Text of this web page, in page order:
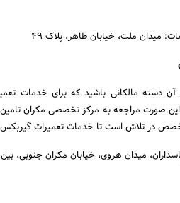
میدان ملت، خیابان طاهر، پلاک ۴۹
دسته مالکانی باشید که برای خدمات
صورت مراجعه به مرکز تخصصی مکران تامین
در تلاش است تا خدمات تعمیرات گیربکس
میدان هروی، خیابان مکران جنوبی، بین خیابان ۱۳ و